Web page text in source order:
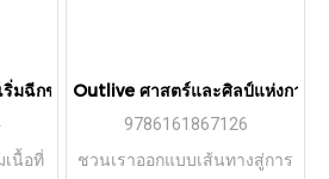
มฉีกขาได้ / Eiko (เขียน) / โยซุเกะ (แปล) /
เนื้อที่
Outlive ศาสตร์และศิลป์แห่งการ
9786161867126
ชวนเราออกแบบเส้นทางสู่การ